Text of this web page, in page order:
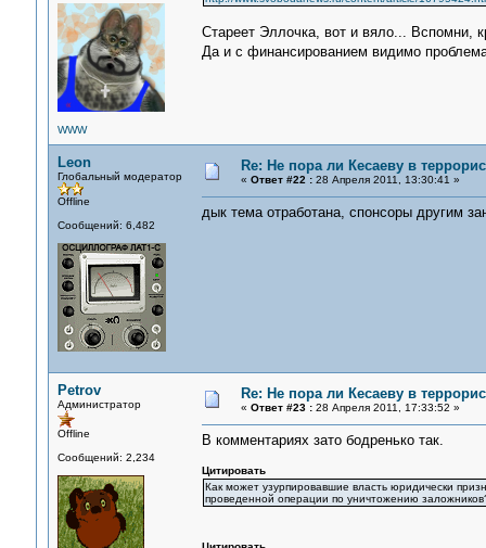
WWW
Стареет Эллочка, вот и вяло... Вспомни,
Да и с финансированием видимо
Leon
Глобальный модератор
Offline
Сообщений: 6,482
Re: Не пора ли Кесаеву в
« Ответ #22 :28 Апреля 2011, 13:30:41 »
дык тема отработана, спонсоры другим
Petrov
Администратор
Offline
Сообщений: 2,234
Re: Не пора ли Кесаеву в
« Ответ #23 :28 Апреля 2011, 17:33:52 »
В комментариях зато бодренько так.
Цитировать
Как может узурпировавшие власть юридически
проведенной операции по уничтожению